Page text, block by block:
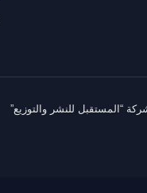
“المستقبل للنشر والتوزيع”